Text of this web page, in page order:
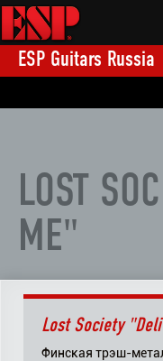
ESP Guitars Russia
LOST
ME"
Lost Society
Финская трэш-